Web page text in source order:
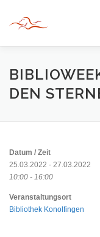
springen
HERZLICH
INFORMATIONEN
DEN
Datum / Zeit
25.03.2022 - 27.03.2022
10:00 - 16:00
Veranstaltungsort
Bibliothek Konolfingen